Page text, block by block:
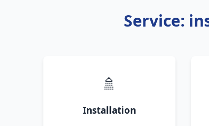
Service:
🚿
Installation